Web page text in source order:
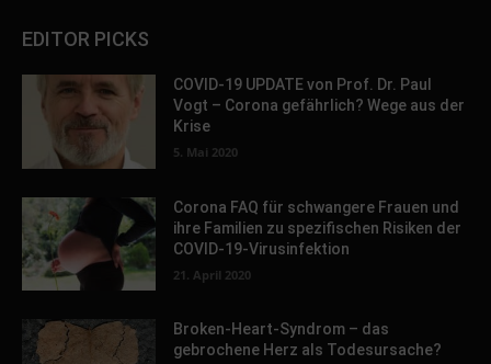
EDITOR PICKS
COVID-19 UPDATE von Prof. Dr. Paul
Vogt – Corona gefährlich? Wege aus der
Krise
5. Mai 2020
Corona FAQ für schwangere Frauen und
ihre Familien zu spezifischen Risiken der
COVID-19-Virusinfektion
21. April 2020
Broken-Heart-Syndrom – das
gebrochene Herz als Todesursache?